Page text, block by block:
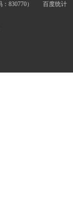
：830770） 百度统计